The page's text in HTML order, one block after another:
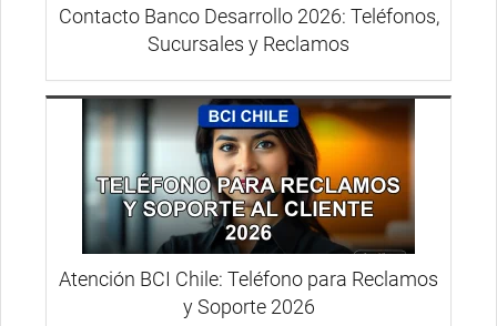
Contacto Banco Desarrollo 2026: Teléfonos,
Sucursales y Reclamos
Atención BCI Chile: Teléfono para Reclamos
y Soporte 2026